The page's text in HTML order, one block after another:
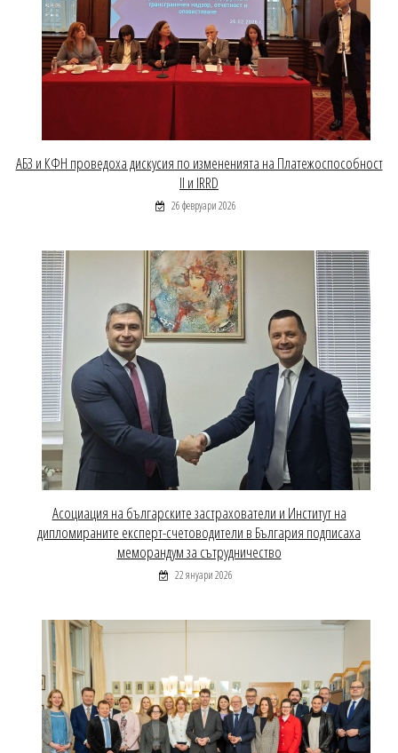
АБЗ и КФН проведоха дискусия по измененията на Платежоспособност
II и IRRD
26 февруари 2026
Асоциация на българските застрахователи и Институт на
дипломираните експерт-счетоводители в България подписаха
меморандум за сътрудничество
22 януари 2026